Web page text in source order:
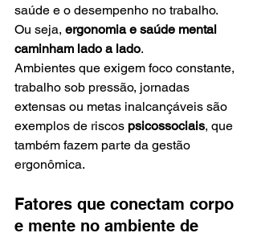
saúde e o desempenho no trabalho.
Ou seja, ergonomia e saúde mental
caminham lado a lado.
Ambientes que exigem foco constante,
trabalho sob pressão, jornadas
extensas ou metas inalcançáveis são
exemplos de riscos psicossociais, que
também fazem parte da gestão
ergonômica.
Fatores que conectam corpo
e mente no ambiente de